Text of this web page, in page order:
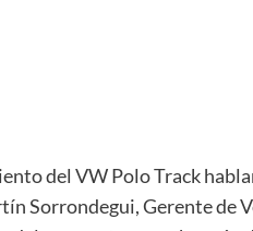
del VW Polo Track
Sorrondegui, Gerente de